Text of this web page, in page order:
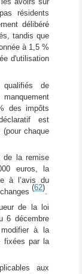
résidents
délibéré
tandis que
à 1,5 %
d'utilisation
de
des impôts
est
chaque
de la remise
euros, la
à l’avis du
(62).
de la loi
6 décembre
à la
fixées par la
aux